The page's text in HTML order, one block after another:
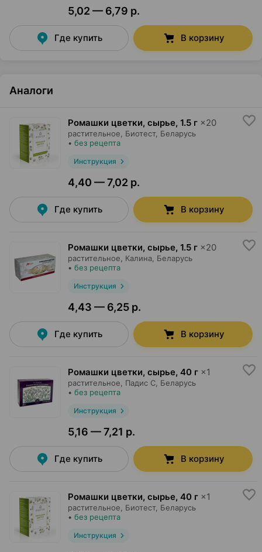
5,02 — 6,79 р.
Где купить В корзину
Аналоги
Ромашки цветки, сырье, 1.5 г ×20
растительное, Биотест, Беларусь
• без рецепта
Инструкция
4,40 — 7,02 р.
Где купить В корзину
Ромашки цветки, сырье, 1.5 г ×20
растительное, Калина, Беларусь
• без рецепта
Инструкция
4,43 — 6,25 р.
Где купить В корзину
Ромашки цветки, сырье, 40 г ×1
растительное, Падис С, Беларусь
• без рецепта
Инструкция
5,16 — 7,21 р.
Где купить В корзину
Ромашки цветки, сырье, 40 г ×1
растительное, Биотест, Беларусь
• без рецепта
Инструкция